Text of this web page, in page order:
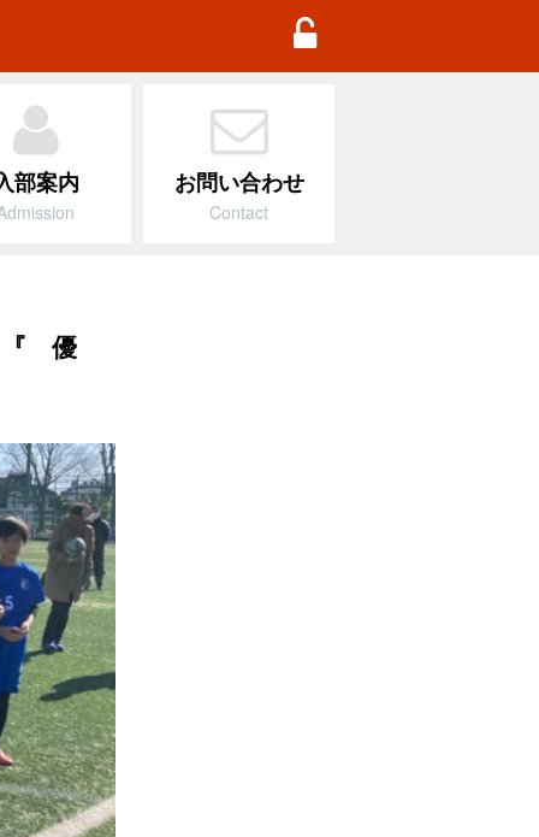
TD Football Academy
部案内 お問い合わせ
Contact
『 優